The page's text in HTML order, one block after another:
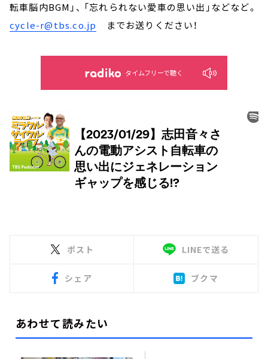
転車脳内BGM」、 「忘れられない愛車の思い出」などなど。
cycle-r@tbs.co.jp
までお送りください！
タイムフリーで聴く
ポスト LINEで送る
シェア ブクマ
あわせて読みたい